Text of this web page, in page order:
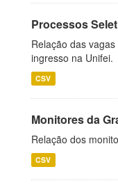
Processos
Relação das
ingresso na Unifei.
CSV
Monitores da
Relação dos
CSV